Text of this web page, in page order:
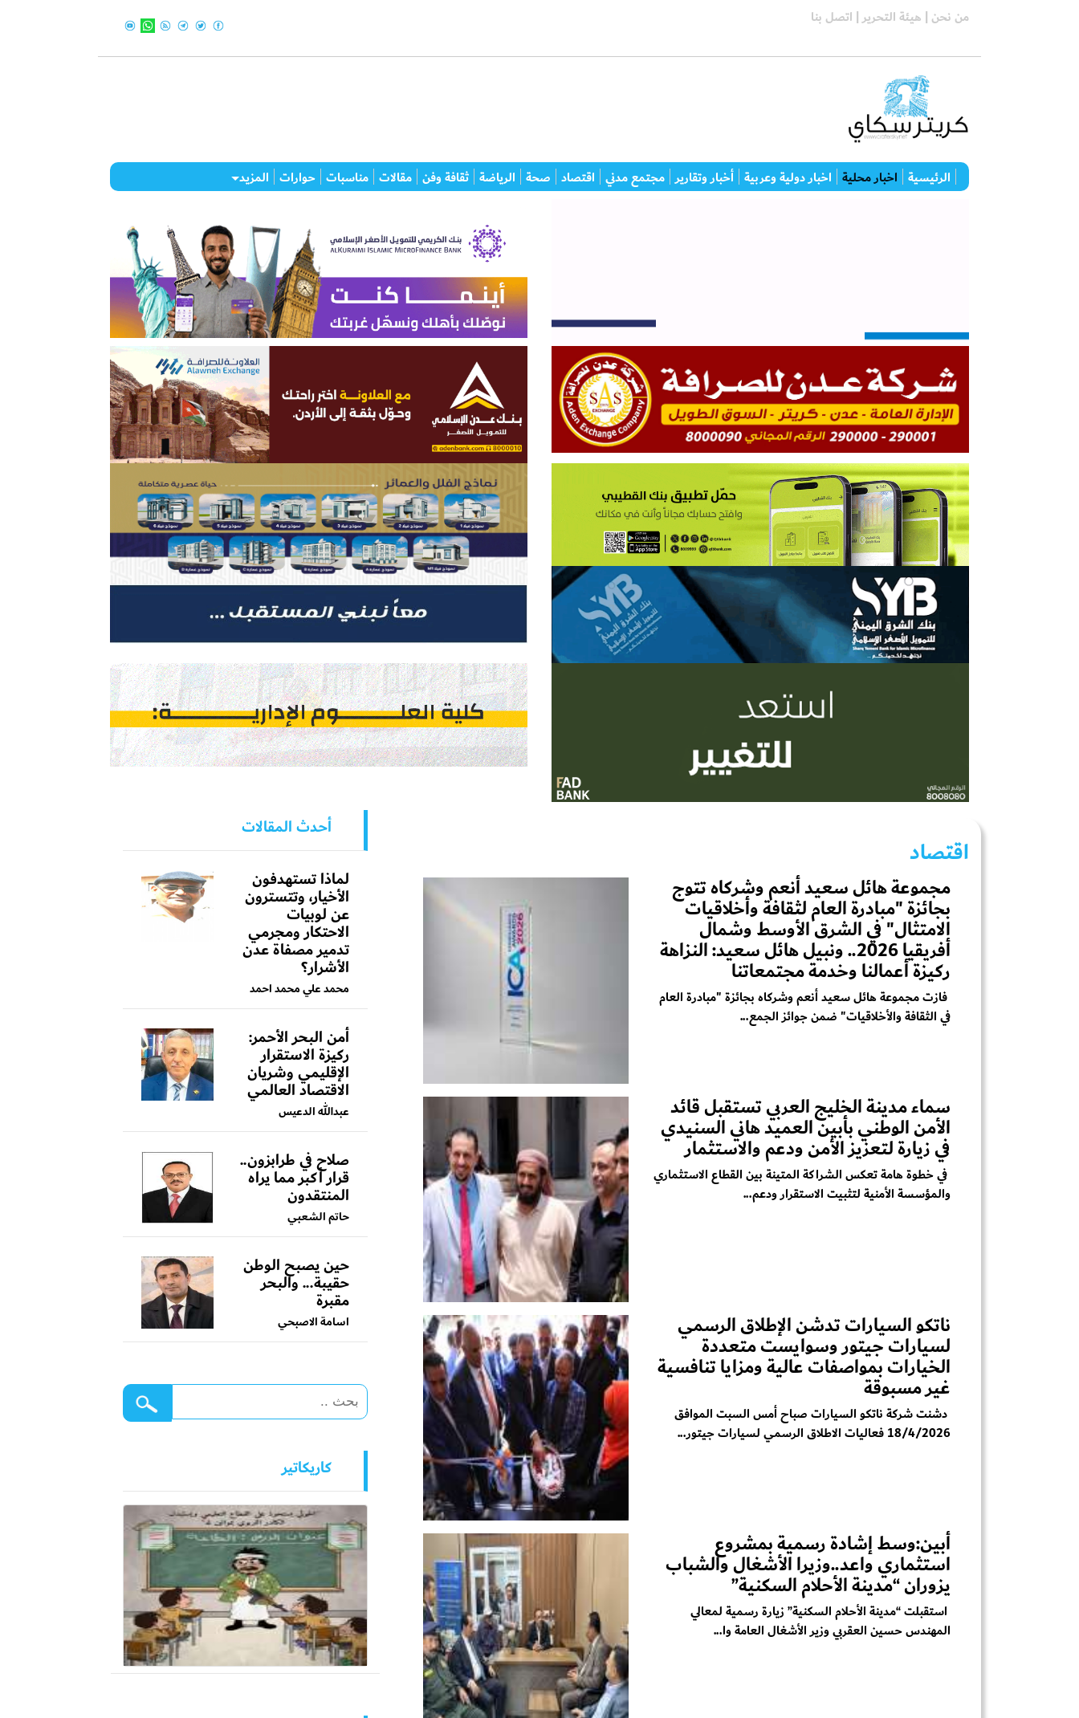
من نحن | هيئة التحرير | اتصل بنا
الرئيسية اخبار محلية اخبار دولية وعربية أخبار وتقارير مجتمع مدني اقتصاد صحة الرياضة ثقافة وفن مقالات مناسبات حوارات المزيد
اقتصاد
مجموعة هائل سعيد أنعم وشركاه تتوج
بجائزة "مبادرة العام لثقافة وأخلاقيات
الامتثال" في الشرق الأوسط وشمال
أفريقيا 2026.. ونبيل هائل سعيد: النزاهة
ركيزة أعمالنا وخدمة مجتمعاتنا
فازت مجموعة هائل سعيد أنعم وشركاه بجائزة "مبادرة العام
في الثقافة والأخلاقيات" ضمن جوائز الجمع...
سماء مدينة الخليج العربي تستقبل قائد
الأمن الوطني بأبين العميد هاني السنيدي
في زيارة لتعزيز الأمن ودعم والاستثمار
في خطوة هامة تعكس الشراكة المتينة بين القطاع الاستثماري
والمؤسسة الأمنية لتثبيت الاستقرار ودعم...
ناتكو السيارات تدشن الإطلاق الرسمي
لسيارات جيتور وسوايست متعددة
الخيارات بمواصفات عالية ومزايا تنافسية
غير مسبوقة
دشنت شركة ناتكو السيارات صباح أمس السبت الموافق
18/4/2026 فعاليات الاطلاق الرسمي لسيارات جيتور...
أبين:وسط إشادة رسمية بمشروع
استثماري واعد..وزيرا الأشغال والشباب
يزوران “مدينة الأحلام السكنية”
استقبلت “مدينة الأحلام السكنية” زيارة رسمية لمعالي
المهندس حسين العقربي وزير الأشغال العامة وا...
أحدث المقالات
لماذا تستهدفون
الأخيار، وتتسترون
عن لوبيات
الاحتكار ومجرمي
تدمير مصفاة عدن
الأشرار؟
محمد علي محمد احمد
أمن البحر الأحمر:
ركيزة الاستقرار
الإقليمي وشريان
الاقتصاد العالمي
عبدالله الدعيس
صلاح في طرابزون..
قرار أكبر مما يراه
المنتقدون
حاتم الشعبي
حين يصبح الوطن
حقيبة... والبحر
مقبرة
اسامة الاصبحي
كاريكاتير